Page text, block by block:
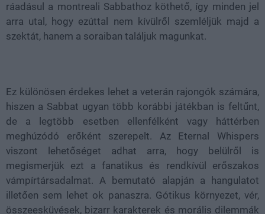
ráadásul a montreali Sabbathoz köthető, így minden jel
arra utal, hogy ezúttal nem kívülről szemléljük majd a
szektát, hanem a soraiban találjuk magunkat.
Ez különösen érdekes lehet a veterán rajongók számára,
hiszen a Sabbat ugyan több korábbi játékban is feltűnt,
de a legtöbb esetben ellenfélként vagy háttérben
meghúzódó erőként szerepelt. Az Eternal Whispers
viszont lehetőséget adhat arra, hogy belülről is
megismerjük ezt a fanatikus és rendkívül erőszakos
vámpírtársadalmat. A bemutató alapján a hangulatot
illetően sem lehet ok panaszra. Gótikus környezet, vér,
összeesküvések, bizarr karakterek és morális dilemmák